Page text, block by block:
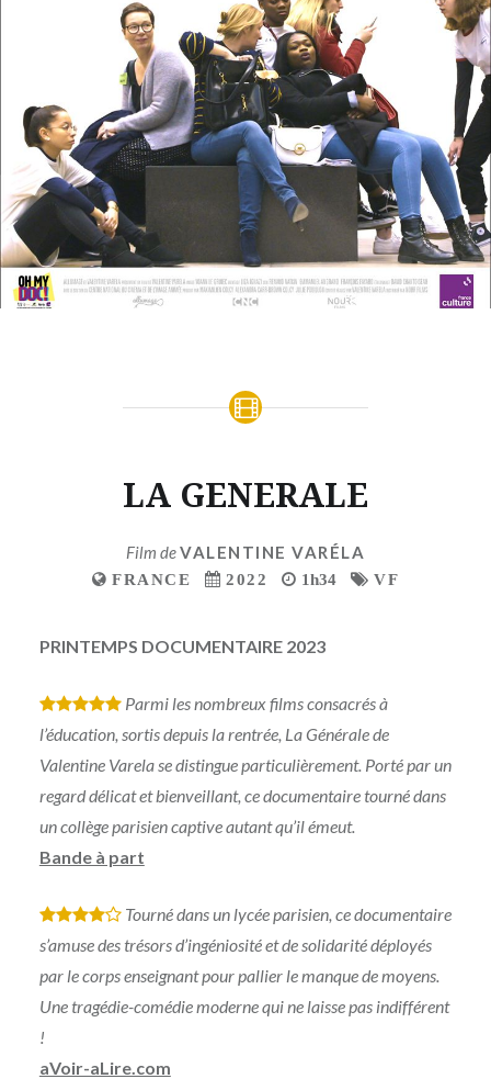
LA GENERALE
Film deVALENTINE VARÉLA
FRANCE 2022 1h34 VF
PRINTEMPS DOCUMENTAIRE 2023
* * * * *Parmi les nombreux films consacrés à
l’éducation, sortis depuis la rentrée, La Générale de
Valentine Varela se distingue particulièrement. Porté par un
regard délicat et bienveillant, ce documentaire tourné dans
un collège parisien captive autant qu’il émeut.
Bande à part
* * * *
Tourné dans un lycée parisien, ce documentaire
s’amuse des trésors d’ingéniosité et de solidarité déployés
par le corps enseignant pour pallier le manque de moyens.
Une tragédie-comédie moderne qui ne laisse pas indifférent
!
aVoir-aLire.com